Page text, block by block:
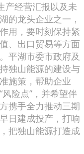
经营汇报以及未
的龙头企业之一，
用，要时刻保持紧
、出口贸易等方面
平湖市委市政府及
独山能源的建设与
施策，帮助企业
风险点”，并希望伴
携手全力推动三期
日建成投产，打响
把独山能源打造成